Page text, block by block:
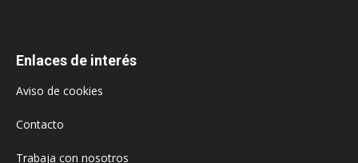
Enlaces de interés
Aviso de cookies
Contacto
Trabaja con nosotros